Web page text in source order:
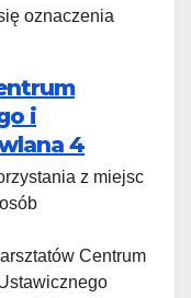
oznaczenia
i
4
z miejsc
Centrum